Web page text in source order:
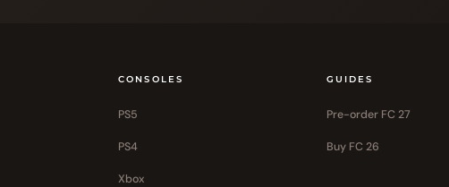
CONSOLES
PS5
PS4
Xbox
GUIDES
Pre-order FC 27
Buy FC 26